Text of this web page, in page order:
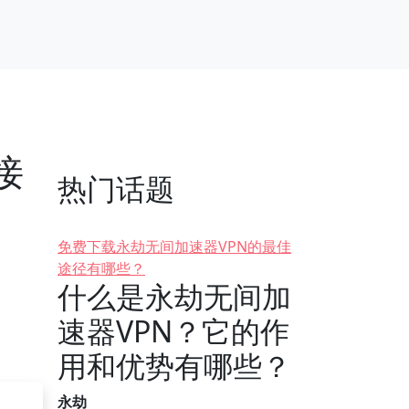
热门话题
免费下载永劫无间加速器VPN的最佳
途径有哪些？
什么是永劫无间加
速器VPN？它的作
用和优势有哪些？
永劫